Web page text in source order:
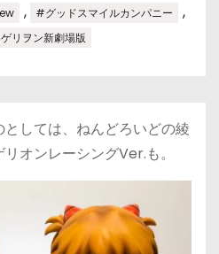
, #グッドスマイルカンパニー ,
リヲン新劇場版
しては、ねんどろいどの綾
オンレーシングVer.も。